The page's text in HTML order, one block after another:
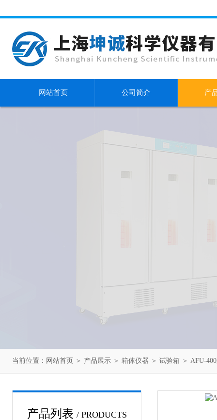
网站首页 公司简介 产
当前位置： 网站首页 ＞ 产品展示 ＞ 箱体仪器 ＞ 试验箱 ＞ AFU-
产品列表 / PRODUCTS